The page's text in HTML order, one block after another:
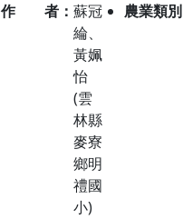
作者
蘇冠
綸、
黃姵
怡
(雲
林縣
麥寮
鄉明
禮國
小)
農業類別